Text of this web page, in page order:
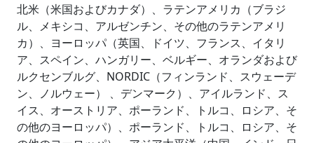
北米（米国およびカナダ）、ラテンアメリカ（ブラジ
ル、メキシコ、アルゼンチン、その他のラテンアメリ
カ）、ヨーロッパ（英国、ドイツ、フランス、イタリ
ア、スペイン、ハンガリー、ベルギー、オランダおよび
ルクセンブルグ、NORDIC（フィンランド、スウェーデ
ン、ノルウェー） 、デンマーク）、アイルランド、ス
イス、オーストリア、ポーランド、トルコ、ロシア、そ
の他のヨーロッパ）、ポーランド、トルコ、ロシア、そ